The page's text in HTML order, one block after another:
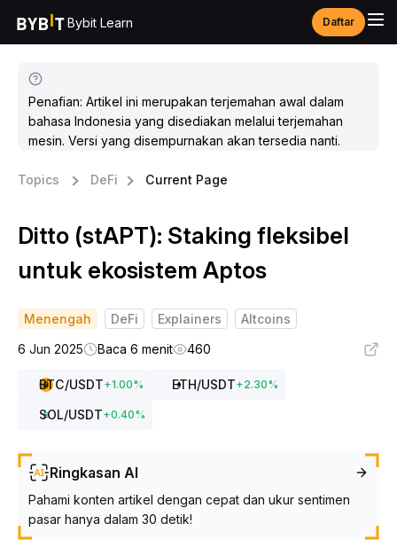
Bybit Learn Daftar
Penafian: Artikel ini merupakan terjemahan awal dalam
bahasa Indonesia yang disediakan melalui terjemahan
mesin. Versi yang disempurnakan akan tersedia nanti.
Topics DeFi Current Page
Ditto (stAPT): Staking fleksibel
untuk ekosistem Aptos
Menengah DeFi Explainers
Altcoins
6 Jun 2025
Baca 6 menit 460
BTC/USDT+1.00% ETH/USDT+2.30%
SOL/USDT+0.40%
Ringkasan AI
Pahami konten artikel dengan cepat dan ukur sentimen
pasar hanya dalam 30 detik!